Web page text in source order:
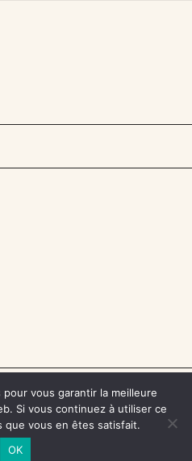
vous garantir la meilleure
Si vous continuez à utiliser ce
que vous en êtes satisfait.
OK